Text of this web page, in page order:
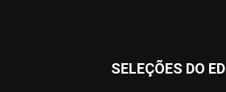
SELEÇÕES DO